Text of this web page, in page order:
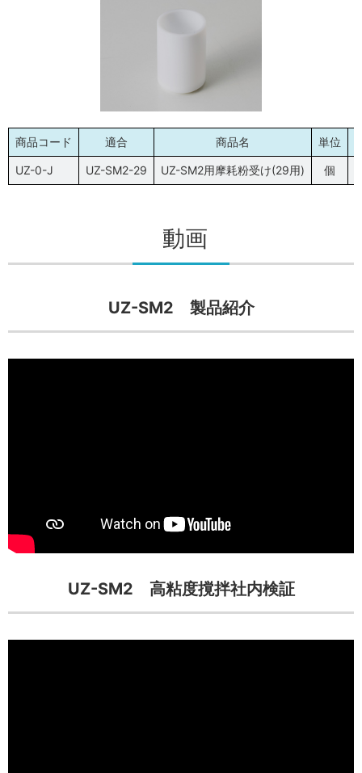
商品コード 適合 商品名 単位
UZ-0-J UZ-SM2-29 UZ-SM2用摩耗粉受け(29用) 個
動画
UZ-SM2 製品紹介
UZ-SM2 高粘度撹拌社内検証